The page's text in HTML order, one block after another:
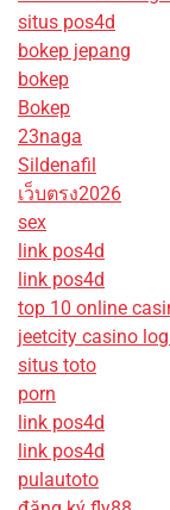
situs pos4d
bokep jepang
bokep
Bokep
23naga
Sildenafil
เว็บตรง2026
sex
link pos4d
link pos4d
top 10 online
jeetcity casino
situs toto
porn
link pos4d
link pos4d
pulautoto